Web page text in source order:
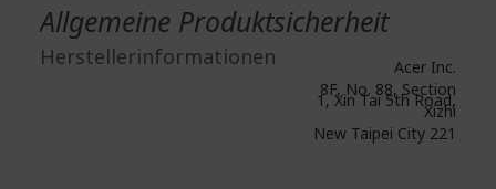
Allgemeine Produktsicherheit
Herstellerinformationen
Acer Inc.
8F, No. 88, Section
1, Xin Tai 5th Road,
Xizhi
New Taipei City 221